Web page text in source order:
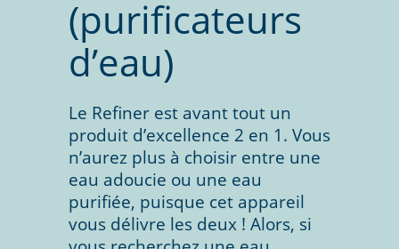
(purificateurs
d’eau)
Le Refiner est avant tout un
produit d’excellence 2 en 1. Vous
n’aurez plus à choisir entre une
eau adoucie ou une eau
purifiée, puisque cet appareil
vous délivre les deux ! Alors, si